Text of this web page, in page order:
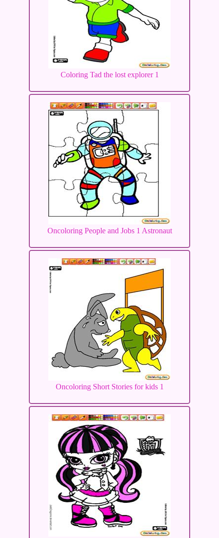
Coloring Tad the lost explorer 1
Oncoloring People and Jobs 1 Astronaut
Oncoloring Short Stories for kids 1